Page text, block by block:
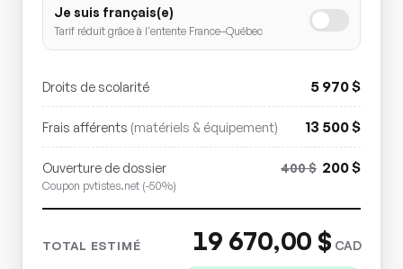
Je suis français(e)
Tarif réduit grâce à l'entente France–Québec
Droits de scolarité 5 970$
Frais afférents (matériels & équipement) 13 500$
Ouverture de dossier
Coupon pvtistes.net (-50%)
400$ 200$
TOTAL ESTIMÉ 19 670,00 $ CAD